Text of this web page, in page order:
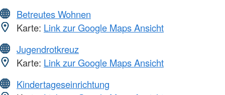
Betreutes Wohnen
Karte: Link zur Google Maps Ansicht
Jugendrotkreuz
Karte: Link zur Google Maps Ansicht
Kindertageseinrichtung